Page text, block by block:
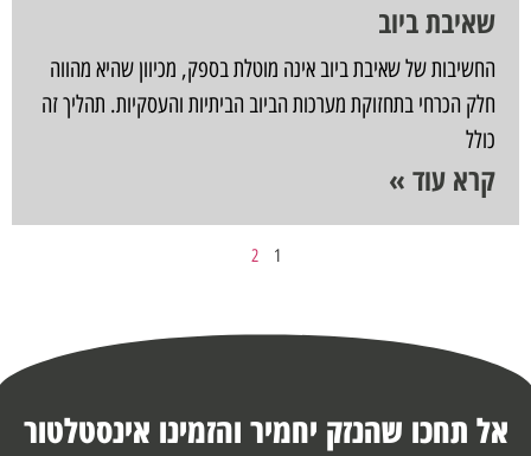
שאיבת ביוב
החשיבות של שאיבת ביוב אינה מוטלת בספק, מכיוון שהיא מהווה
חלק הכרחי בתחזוקת מערכות הביוב הביתיות והעסקיות. תהליך זה
כולל
קרא עוד »
1
2
אל תחכו שהנזק יחמיר והזמינו אינסטלטור